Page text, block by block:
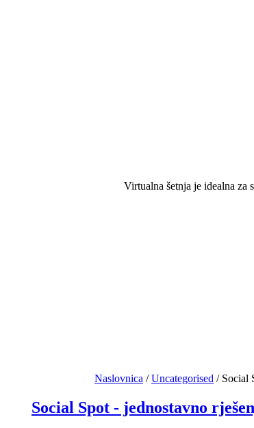
Virtualna šetnja je idealna za
Naslovnica /Uncategorised / Social
Social Spot - jednostavno